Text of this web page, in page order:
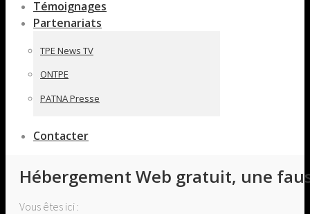
Témoignages
Partenariats
TPE News TV
ONTPE
PATNA Presse
Contacter
Hébergement Web gratuit, une
Vous êtes ici :